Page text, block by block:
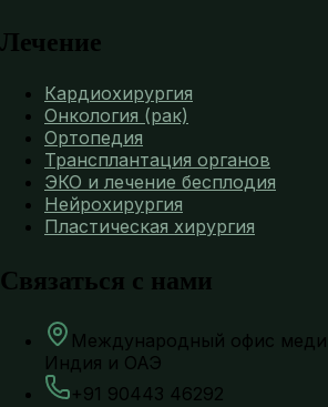
Лечение
Кардиохирургия
Онкология (рак)
Ортопедия
Трансплантация органов
ЭКО и лечение бесплодия
Нейрохирургия
Пластическая хирургия
Связаться с нами
Международный офис
Индия и ОАЭ
+91 90443 46292